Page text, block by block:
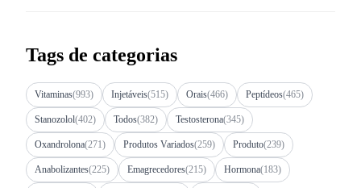
Tags de categorias
Vitaminas(993) Injetáveis(515) Orais(466) Peptídeos(465)
Stanozolol(402) Todos(382) Testosterona(345)
Oxandrolona(271) Produtos Variados(259) Produto(239)
Anabolizantes(225) Emagrecedores(215) Hormona(183)